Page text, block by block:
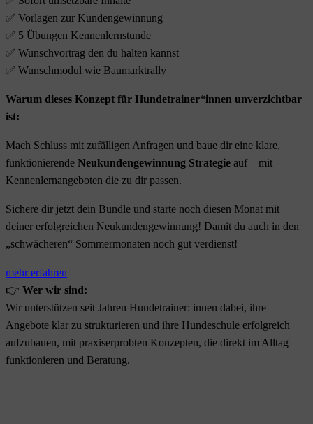
✅ Vorlagen zur Kundengewinnung
✅ 5 Übungen Kennenlernstunde
✅ Wunschvortrag den du halten kannst
✅ Wunschmodul wie Baumarktrally
Warum dieses Konzept für Hundetrainer*innen unverzichtbar
ist:
Mach Schluss mit zufälligen Anfragen und baue dir eine klare,
funktionierende Neukundengewinnung Strategie auf – mit
Kennenlernangeboten die zu dir passen.
Sichere dir jetzt dein Bundle und starte noch diesen Monat mit
deiner erfolgreichen Neukundengewinnung! Damit du auch in den
„schwächeren“ Sommermonaten noch gut verdienst!
mehr erfahren
👉 Wer wir sind:
Wir unterstützen seit Jahren Hundetrainer: innen dabei, ihre
Angebote klar zu strukturieren und ihre Hundeschule erfolgreich
aufzubauen, mit praxiserprobten Konzepten, die direkt im Alltag
funktionieren und Beratung.